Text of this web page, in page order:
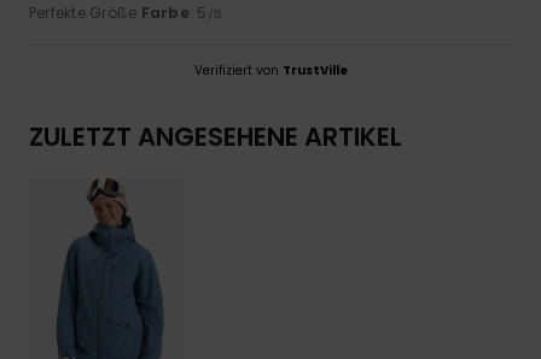
Perfekte Größe Farbe: 5 /5
Verifiziert von TrustVille
ZULETZT ANGESEHENE ARTIKEL